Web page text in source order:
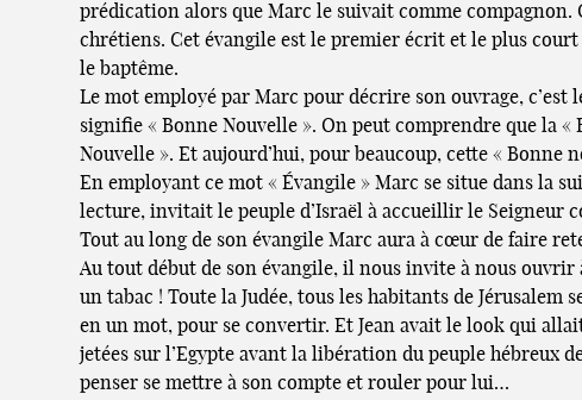
prédication alors que Marc le suivait comme
chrétiens. Cet évangile est le premier écrit et le plus
le baptême.
Le mot employé par Marc pour décrire son ouvrage,
signifie « Bonne Nouvelle ». On peut comprendre que la «
Nouvelle ». Et aujourd’hui, pour beaucoup, cette « Bonne
En employant ce mot « Évangile » Marc se situe dans la
lecture, invitait le peuple d’Israël à accueillir le Seigneur
Tout au long de son évangile Marc aura à cœur de faire
Au tout début de son évangile, il nous invite à nous ouvrir
un tabac ! Toute la Judée, tous les habitants de
en un mot, pour se convertir. Et Jean avait le look qui
jetées sur l’Egypte avant la libération du peuple hébreux
penser se mettre à son compte et rouler pour lui…